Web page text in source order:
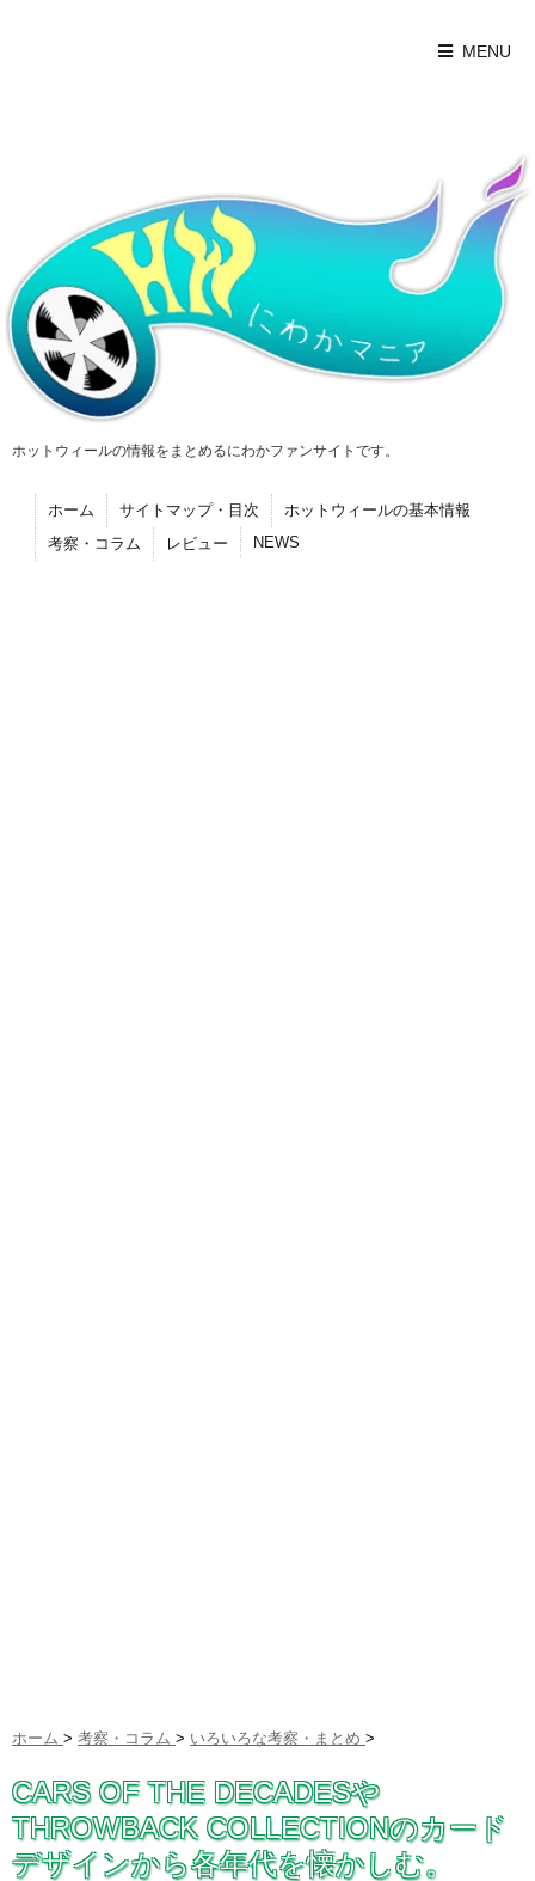
MENU
ホットウィールの情報をまとめるにわかファンサイトです。
ホーム サイトマップ・目次
ホットウィールの基本情報
考察・コラム
レビュー NEWS
ホーム > 考察・コラム > いろいろな考察・まとめ >
CARS OF THE DECADESや
THROWBACK COLLECTIONのカード
デザインから各年代を懐かしむ。